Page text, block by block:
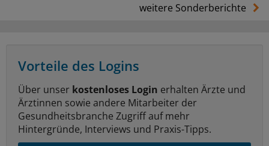
weitere Sonderberichte
Vorteile des Logins
Über unser kostenloses Login erhalten Ärzte und
Ärztinnen sowie andere Mitarbeiter der
Gesundheitsbranche Zugriff auf mehr
Hintergründe, Interviews und Praxis-Tipps.